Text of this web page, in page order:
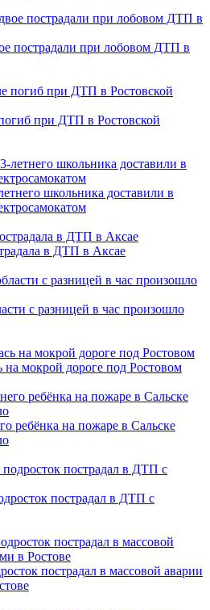
пострадали при лобовом ДТП в
при ДТП в Ростовской
школьника доставили в
в ДТП в Аксае
с разницей в час произошло
на мокрой дороге под Ростовом
ребёнка на пожаре в Сальске
пострадал в ДТП с
пострадал в массовой аварии